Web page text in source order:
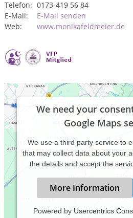
Telefon: 0173-419 56 84
E-Mail:
E-Mail senden
Web:
www.monikafeldmeier.de
We need your
Google Maps
We use a third party service to
that may collect data about your
the details and accept the
More Information
Powered by Usercentrics